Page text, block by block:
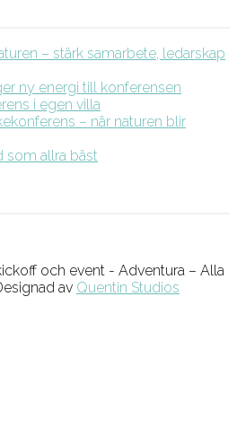
– stärk samarbete, ledarskap
ny energi till konferensen
i egen villa
– när naturen blir
som allra bäst
och event - Adventura – Alla
av Quentin Studios